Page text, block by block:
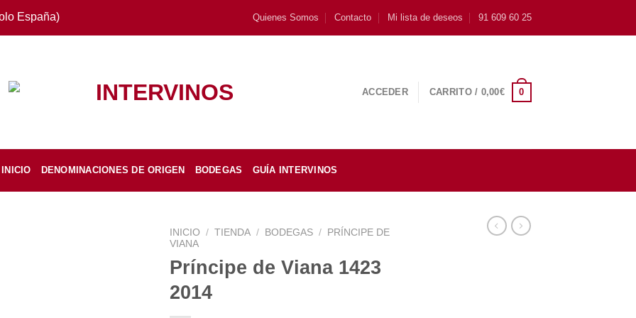
España) Quienes Somos Contacto Mi lista de deseos 91 609 60 25
ACCEDER CARRITO / 0,00€ 0
INICIO DENOMINACIONES DE ORIGEN BODEGAS GUÍA INTERVINOS
INICIO / TIENDA / BODEGAS /
PRÍNCIPE DE
VIANA
Príncipe de Viana 1423
2014